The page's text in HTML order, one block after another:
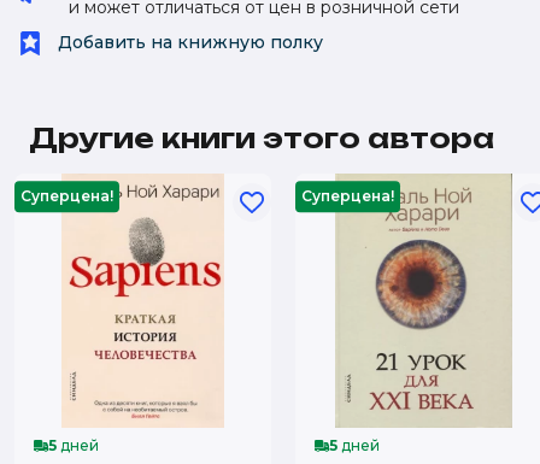
и может отличаться от цен в розничной сети
Добавить на книжную полку
Другие книги этого автора
Суперцена!
5 дней
Суперцена!
5 дней